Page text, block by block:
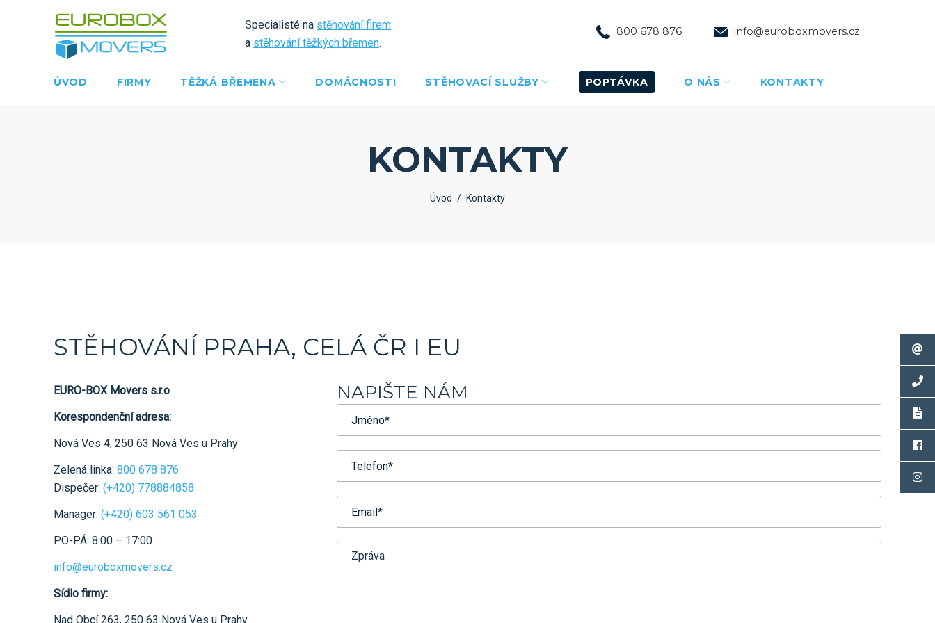
Specialisté na stěhování firem
a stěhování těžkých břemen.
800 678 876 info@euroboxmovers.cz
ÚVOD FIRMY TĚŽKÁ BŘEMENA DOMÁCNOSTI STĚHOVACÍ SLUŽBY POPTÁVKA O NÁS KONTAKTY
KONTAKTY
Úvod / Kontakty
STĚHOVÁNÍ PRAHA, CELÁ ČR I EU
EURO-BOX Movers s.r.o
Korespondenční adresa:
Nová Ves 4, 250 63 Nová Ves u Prahy
Zelená linka: 800 678 876
Dispečer: (+420) 778884858
Manager: (+420) 603 561 053
PO-PÁ: 8:00 – 17:00
info@euroboxmovers.cz
Sídlo firmy:
Nad Obcí 263, 250 63 Nová Ves u Prahy
NAPIŠTE NÁM